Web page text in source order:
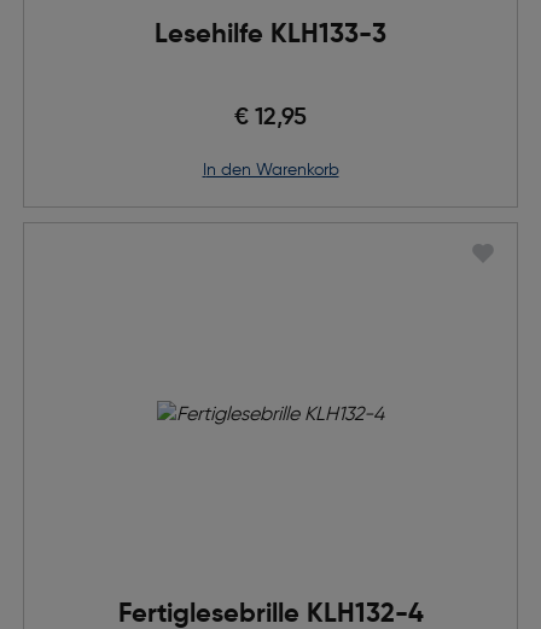
Lesehilfe KLH133-3
€ 12,95
in den Warenkorb
Fertiglesebrille KLH132-4